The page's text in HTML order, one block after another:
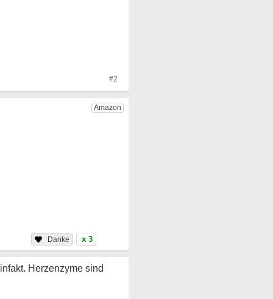
#2
x 3
Herzenzyme sind